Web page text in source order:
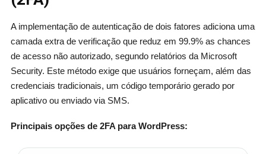
A implementação de autenticação de dois fatores adiciona uma
camada extra de verificação que reduz em 99.9% as chances
de acesso não autorizado, segundo relatórios da Microsoft
Security. Este método exige que usuários forneçam, além das
credenciais tradicionais, um código temporário gerado por
aplicativo ou enviado via SMS.
Principais opções de 2FA para WordPress: